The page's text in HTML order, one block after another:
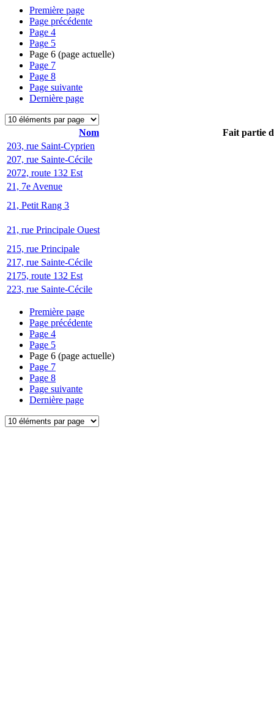
Première page
Page précédente
Page 4
Page 5
Page 6 (page actuelle)
Page 7
Page 8
Page suivante
Dernière page
Nom
Fait partie
203, rue Saint-Cyprien
207, rue Sainte-Cécile
2072, route 132 Est
21, 7e Avenue
21, Petit Rang 3
21, rue Principale Ouest
215, rue Principale
217, rue Sainte-Cécile
2175, route 132 Est
223, rue Sainte-Cécile
Première page
Page précédente
Page 4
Page 5
Page 6 (page actuelle)
Page 7
Page 8
Page suivante
Dernière page